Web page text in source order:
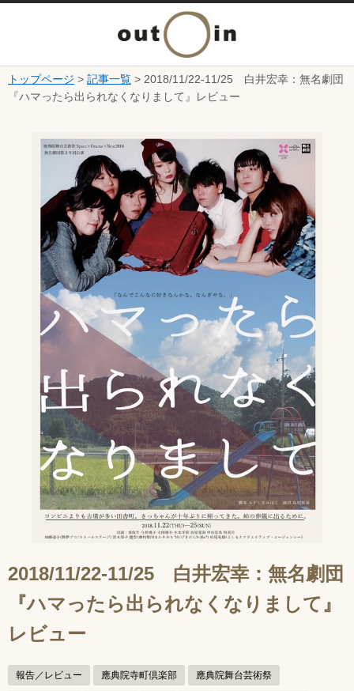
本文へ
ニ
ュ
ー
開
く
トップページ > 記事一覧 > 2018/11/22-11/25 白井宏幸：無名劇団
『ハマったら出られなくなりまして』レビュー
2018/11/22-11/25 白井宏幸：無名劇団
『ハマったら出られなくなりまして』
レビュー
報告／レビュー 應典院寺町倶楽部 應典院舞台芸術祭